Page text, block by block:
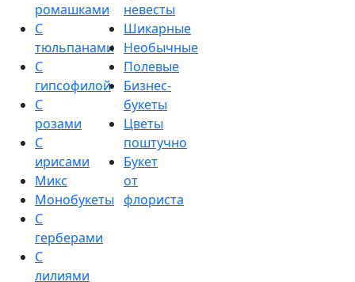
ромашками
С
тюльпанами
С
гипсофилой
С
розами
С
ирисами
Микс
Монобукеты
С
герберами
С
лилиями
невесты
Шикарные
Необычные
Полевые
Бизнес-
букеты
Цветы
поштучно
Букет
от
флориста